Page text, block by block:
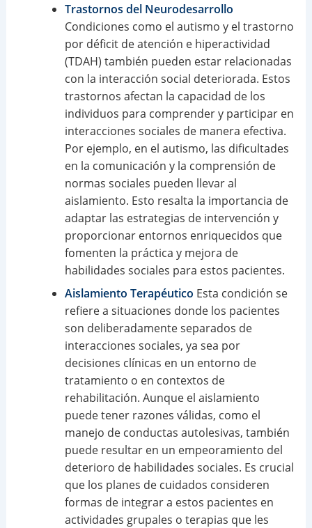
Trastornos del Neurodesarrollo
Condiciones como el autismo y el trastorno
por déficit de atención e hiperactividad
(TDAH) también pueden estar relacionadas
con la interacción social deteriorada. Estos
trastornos afectan la capacidad de los
individuos para comprender y participar en
interacciones sociales de manera efectiva.
Por ejemplo, en el autismo, las dificultades
en la comunicación y la comprensión de
normas sociales pueden llevar al
aislamiento. Esto resalta la importancia de
adaptar las estrategias de intervención y
proporcionar entornos enriquecidos que
fomenten la práctica y mejora de
habilidades sociales para estos pacientes.
Aislamiento Terapéutico Esta condición se
refiere a situaciones donde los pacientes
son deliberadamente separados de
interacciones sociales, ya sea por
decisiones clínicas en un entorno de
tratamiento o en contextos de
rehabilitación. Aunque el aislamiento
puede tener razones válidas, como el
manejo de conductas autolesivas, también
puede resultar en un empeoramiento del
deterioro de habilidades sociales. Es crucial
que los planes de cuidados consideren
formas de integrar a estos pacientes en
actividades grupales o terapias que les